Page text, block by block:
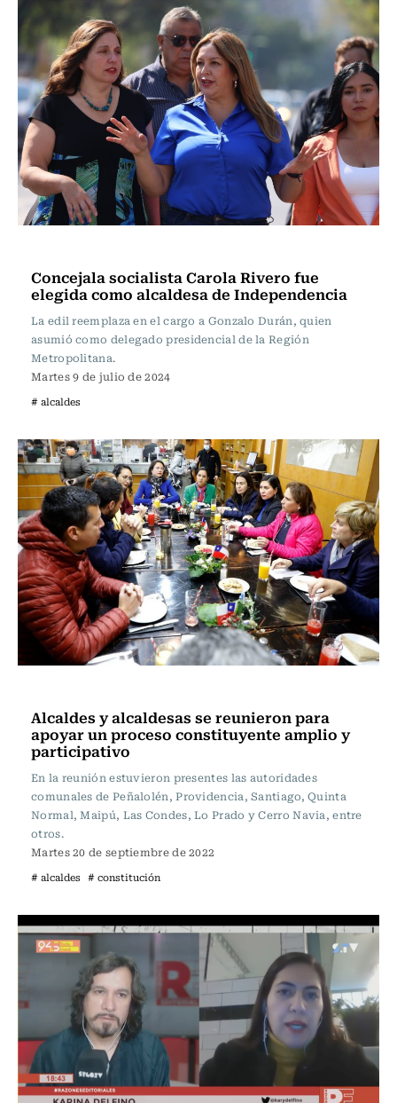
Concejala socialista Carola Rivero fue
elegida como alcaldesa de Independencia
La edil reemplaza en el cargo a Gonzalo Durán, quien
asumió como delegado presidencial de la Región
Metropolitana.
Martes 9 de julio de 2024
# alcaldes
Alcaldes y alcaldesas se reunieron para
apoyar un proceso constituyente amplio y
participativo
En la reunión estuvieron presentes las autoridades
comunales de Peñalolén, Providencia, Santiago, Quinta
Normal, Maipú, Las Condes, Lo Prado y Cerro Navia, entre
otros.
Martes 20 de septiembre de 2022
# alcaldes # constitución